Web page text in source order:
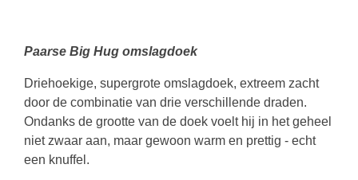
Paarse Big Hug omslagdoek
Driehoekige, supergrote omslagdoek, extreem zacht
door de combinatie van drie verschillende draden.
Ondanks de grootte van de doek voelt hij in het geheel
niet zwaar aan, maar gewoon warm en prettig - echt
een knuffel.